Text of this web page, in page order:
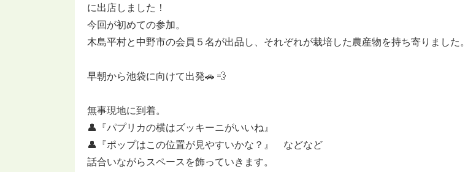
に出店しました！
今回が初めての参加。
木島平村と中野市の会員５名が出品し、それぞれが栽培した農産物を持ち寄りました。
早朝から池袋に向けて出発🚗 💨
無事現地に到着。
👤『パプリカの横はズッキーニがいいね』
👤『ポップはこの位置が見やすいかな？』 などなど
話合いながらスペースを飾っていきます。